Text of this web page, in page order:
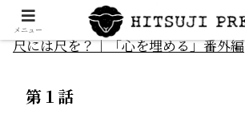
尺には尺を？｜「心を埋める」番外編
第１話
メニュー